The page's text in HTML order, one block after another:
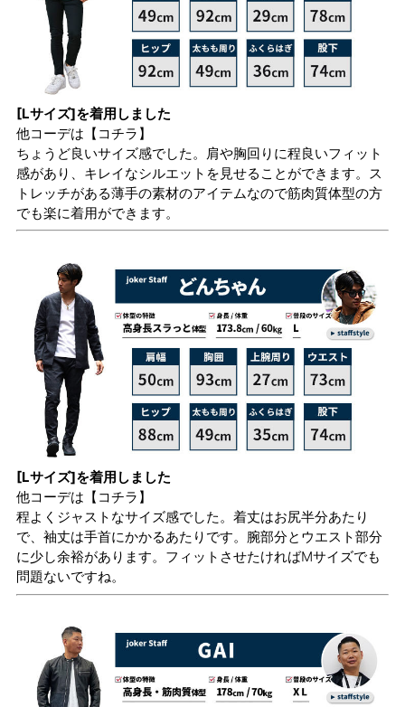
[Lサイズ]を着用しました
他コーデは 【コチラ】
ちょうど良いサイズ感でした。肩や胸回りに程良いフィット
感があり、キレイなシルエットを見せることができます。ス
トレッチがある薄手の素材のアイテムなので筋肉質体型の方
でも楽に着用ができます。
[Lサイズ]を着用しました
他コーデは 【コチラ】
程よくジャストなサイズ感でした。着丈はお尻半分あたり
で、袖丈は手首にかかるあたりです。腕部分とウエスト部分
に少し余裕があります。フィットさせたければMサイズでも
問題ないですね。